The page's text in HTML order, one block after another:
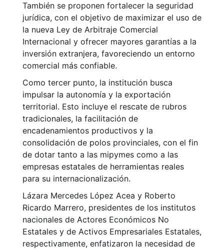
También se proponen fortalecer la seguridad
jurídica, con el objetivo de maximizar el uso de
la nueva Ley de Arbitraje Comercial
Internacional y ofrecer mayores garantías a la
inversión extranjera, favoreciendo un entorno
comercial más confiable.
Como tercer punto, la institución busca
impulsar la autonomía y la exportación
territorial. Esto incluye el rescate de rubros
tradicionales, la facilitación de
encadenamientos productivos y la
consolidación de polos provinciales, con el fin
de dotar tanto a las mipymes como a las
empresas estatales de herramientas reales
para su internacionalización.
Lázara Mercedes López Acea y Roberto
Ricardo Marrero, presidentes de los institutos
nacionales de Actores Económicos No
Estatales y de Activos Empresariales Estatales,
respectivamente, enfatizaron la necesidad de